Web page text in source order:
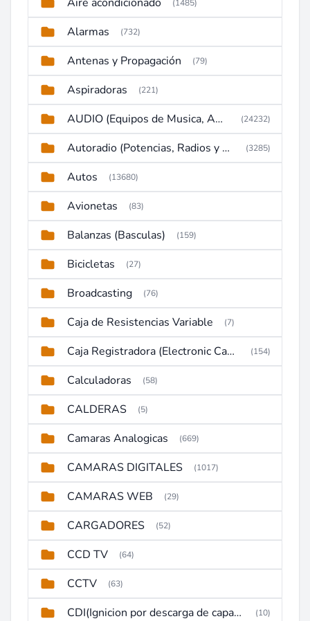
(1485)
Alarmas (732)
Antenas y Propagación (79)
Aspiradoras (221)
AUDIO (Equipos de Musica, Amplificadores, Reproductores, Etc) (24232)
Autoradio (Potencias, Radios y DVD) (3285)
Autos (13680)
Avionetas (83)
Balanzas (Basculas) (159)
Bicicletas (27)
Broadcasting (76)
Caja de Resistencias Variable (7)
Caja Registradora (Electronic Cash Register) (154)
Calculadoras (58)
CALDERAS (5)
Camaras Analogicas (669)
CAMARAS DIGITALES (1017)
CAMARAS WEB (29)
CARGADORES (52)
CCD TV (64)
CCTV (63)
CDI(Ignicion por descarga de capacitor) (10)